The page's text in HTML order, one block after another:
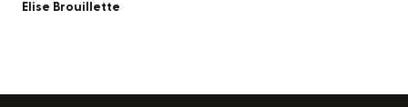
Elise Brouillette